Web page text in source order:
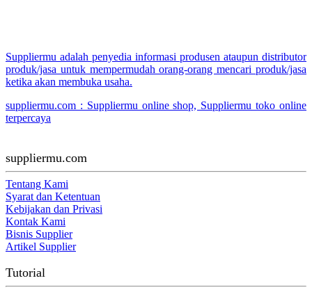
Suppliermu adalah penyedia informasi produsen ataupun distributor
produk/jasa untuk mempermudah orang-orang mencari produk/jasa
ketika akan membuka usaha.
suppliermu.com : Suppliermu online shop, Suppliermu toko online
terpercaya
suppliermu.com
Tentang Kami
Syarat dan Ketentuan
Kebijakan dan Privasi
Kontak Kami
Bisnis Supplier
Artikel Supplier
Tutorial